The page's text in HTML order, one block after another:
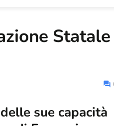
Statale
sue capacità